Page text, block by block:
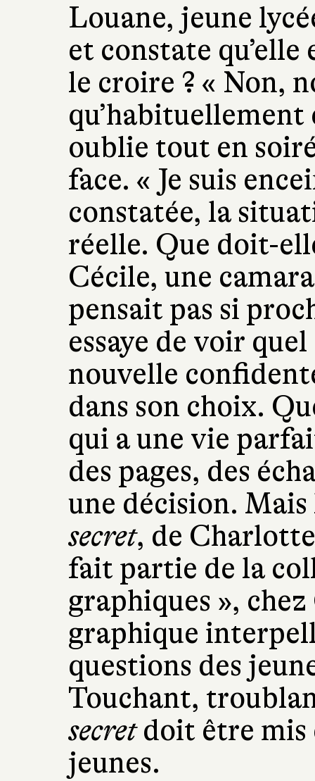
Louane, jeune
et constate
le croire ? « Non,
qu’habituellement
oublie tout en
face. « Je suis
constatée, la
réelle. Que doit-
Cécile, une
pensait pas si
essaye de voir
nouvelle
dans son choix.
qui a une vie
des pages, des
une décision.
secret, de
fait partie de la
graphiques »,
graphique
questions des
Touchant,
secretdoit être mis
jeunes.